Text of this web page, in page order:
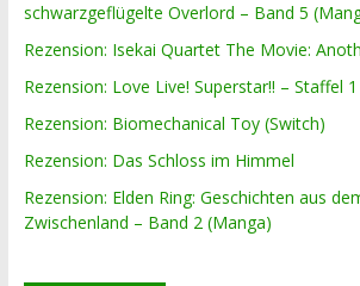
schwarzgeflügelte Overlord – Band 5
Rezension: Isekai Quartet The Movie:
Rezension: Love Live! Superstar!! – Staffel 1
Rezension: Biomechanical Toy (Switch)
Rezension: Das Schloss im Himmel
Rezension: Elden Ring: Geschichten aus
Zwischenland – Band 2 (Manga)